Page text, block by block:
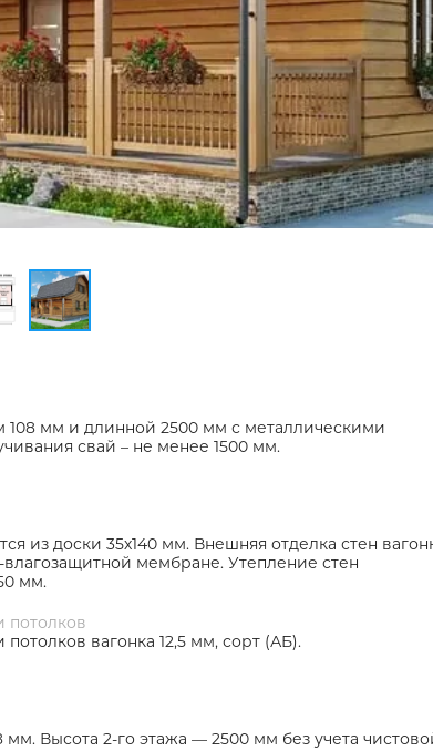
108 мм и длинной 2500 мм с металлическими
свай – не менее 1500 мм.
из доски 35х140 мм. Внешняя отделка стен
влагозащитной мембране. Утепление стен
мм.
потолков
потолков вагонка 12,5 мм, сорт (АБ).
мм. Высота 2-го этажа — 2500 мм без учета